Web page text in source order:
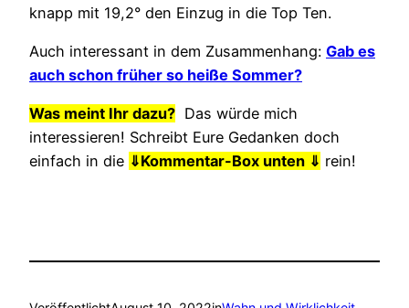
knapp mit 19,2° den Einzug in die Top Ten.
Auch interessant in dem Zusammenhang: Gab es
auch schon früher so heiße Sommer?
Was meint Ihr dazu? Das würde mich
interessieren! Schreibt Eure Gedanken doch
einfach in die ⇓Kommentar-Box unten ⇓ rein!